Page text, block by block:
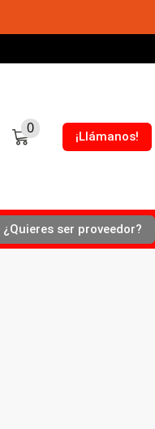
0 ¡Llámanos!
¿Quieres ser proveedor?